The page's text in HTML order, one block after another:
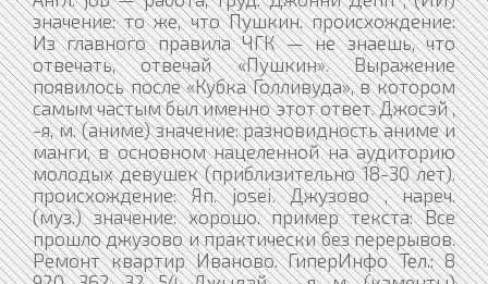
значение: то же, что Пушкин. происхождение:
Из главного правила ЧГК — не знаешь, что
отвечать, отвечай «Пушкин». Выражение
появилось после «Кубка Голливуда», в котором
самым частым был именно этот ответ. Джосэй ,
-я, м. (аниме) значение: разновидность аниме и
манги, в основном нацеленной на аудиторию
молодых девушек (приблизительно 18-30 лет).
происхождение: Яп. josei. Джузово , нареч.
(муз.) значение: хорошо. пример текста: Все
прошло джузово и практически без перерывов.
Ремонт квартир Иваново. ГиперИнфо Тел.: 8